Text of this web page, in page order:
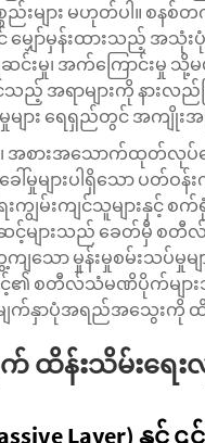
များ မဟုတ်ပါ။ စနစ်
မျှော်မှန်းထားသည့် အ
းမှု၊ အက်ကြောင်းမှု သို့မ
အရာများကို နားလည်ခြ
ျား ရေရှည်တွင် အကျိုးအ
စားအသောက်ထုတ်လုပ်ရေ
မှုများပါရှိသော ပတ်ဝ
ကျွမ်းကျင်သူများနှင့်
င့်များသည် ခေတ်မှီ စ
ာ မှုန်းမှုစမ်းသပ်မှုမျ
င့်၏ စတီလ်သံမဏိပိုက်များ
ျက်နှာပုံအရည်အသွေးကို
းသိမ်းရေးလုပ်
Layer) နှင့် ၎င်